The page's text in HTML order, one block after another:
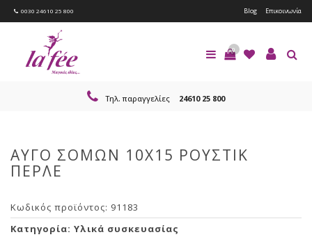
0030 24610 25 800 Blog Επικοινωνία
0
Τηλ. παραγγελίες 24610 25 800
ΑΥΓΟ ΣΟΜΩΝ 10Χ15 ΡΟΥΣΤΙΚ
ΠΕΡΛΕ
Κωδικός προϊόντος: 91183
Κατηγορία: Υλικά συσκευασίας